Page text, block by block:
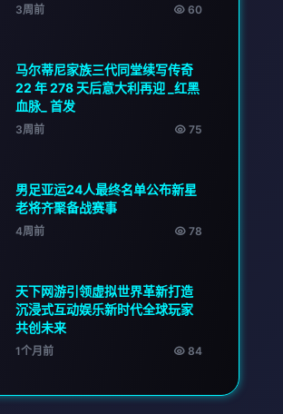
3周前 60
马尔蒂尼家族三代同堂续写传奇
22 年 278 天后意大利再迎 _红黑
血脉_ 首发
3周前 75
男足亚运24人最终名单公布新星
老将齐聚备战赛事
4周前 78
天下网游引领虚拟世界革新打造
沉浸式互动娱乐新时代全球玩家
共创未来
1个月前 84